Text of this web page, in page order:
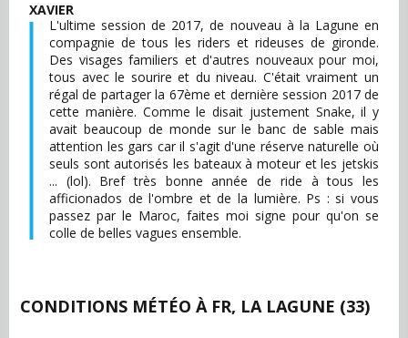
XAVIER
L'ultime session de 2017, de nouveau à la Lagune en
compagnie de tous les riders et rideuses de gironde.
Des visages familiers et d'autres nouveaux pour moi,
tous avec le sourire et du niveau. C'était vraiment un
régal de partager la 67ème et dernière session 2017 de
cette manière. Comme le disait justement Snake, il y
avait beaucoup de monde sur le banc de sable mais
attention les gars car il s'agit d'une réserve naturelle où
seuls sont autorisés les bateaux à moteur et les jetskis
... (lol). Bref très bonne année de ride à tous les
afficionados de l'ombre et de la lumière. Ps : si vous
passez par le Maroc, faites moi signe pour qu'on se
colle de belles vagues ensemble.
CONDITIONS MÉTÉO À FR, LA LAGUNE (33)